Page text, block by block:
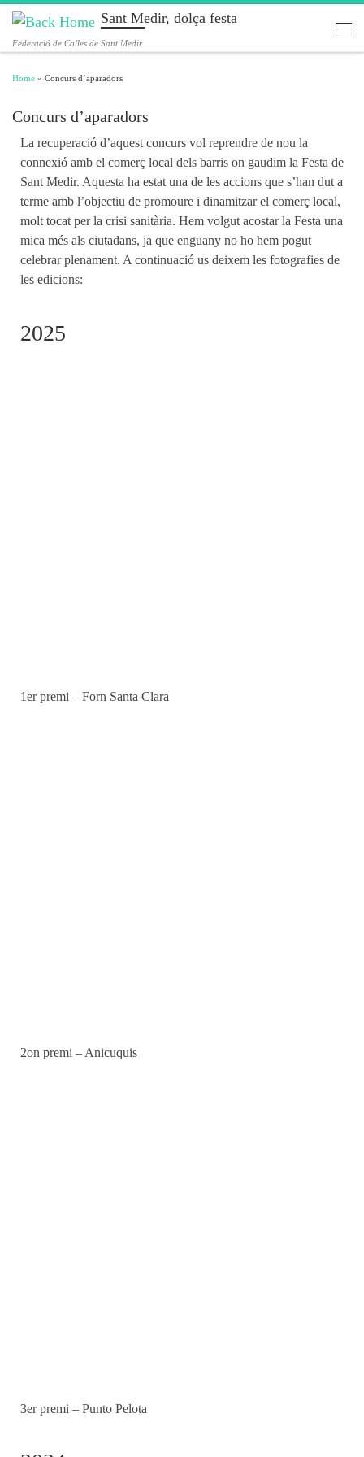
Skip to content Sant Medir, dolça festa
Federació de Colles de Sant Medir
Home » Concurs d’aparadors
Concurs d’aparadors
La recuperació d’aquest concurs vol reprendre de nou la
connexió amb el comerç local dels barris on gaudim la Festa de
Sant Medir. Aquesta ha estat una de les accions que s’han dut a
terme amb l’objectiu de promoure i dinamitzar el comerç local,
molt tocat per la crisi sanitària. Hem volgut acostar la Festa una
mica més als ciutadans, ja que enguany no ho hem pogut
celebrar plenament. A continuació us deixem les fotografies de
les edicions:
2025
1er premi – Forn Santa Clara
2on premi – Anicuquis
3er premi – Punto Pelota